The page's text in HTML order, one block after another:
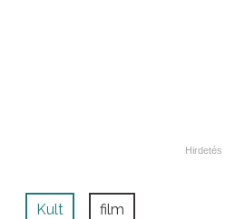
Kult film